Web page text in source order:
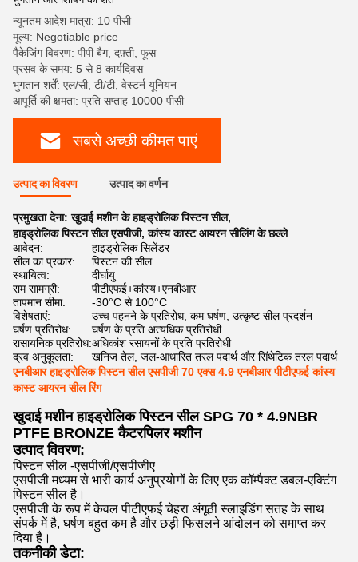
न्यूनतम आदेश मात्रा: 10 पीसी
मूल्य: Negotiable price
पैकेजिंग विवरण: पीपी बैग, दफ़्ती, फूस
प्रसव के समय: 5 से 8 कार्यदिवस
भुगतान शर्तें: एल/सी, टी/टी, वेस्टर्न यूनियन
आपूर्ति की क्षमता: प्रति सप्ताह 10000 पीसी
सबसे अच्छी कीमत पाएं
उत्पाद का विवरण उत्पाद का वर्णन
प्रमुखता देना:खुदाई मशीन के हाइड्रोलिक पिस्टन सील,
हाइड्रोलिक पिस्टन सील एसपीजी,कांस्य कास्ट आयरन सीलिंग के छल्ले
आवेदन:
हाइड्रोलिक सिलेंडर
सील का प्रकार:
पिस्टन की सील
स्थायित्व:
दीर्घायु
राम सामग्री:
पीटीएफई+कांस्य+एनबीआर
तापमान सीमा:
-30°C से 100°C
विशेषताएं:
उच्च पहनने के प्रतिरोध, कम घर्षण, उत्कृष्ट सील प्रदर्शन
घर्षण प्रतिरोध:
घर्षण के प्रति अत्यधिक प्रतिरोधी
रासायनिक प्रतिरोध:अधिकांश रसायनों के प्रति प्रतिरोधी
द्रव अनुकूलता:
खनिज तेल, जल-आधारित तरल पदार्थ और सिंथेटिक तरल पदार्थ
एनबीआर हाइड्रोलिक पिस्टन सील एसपीजी 70 एक्स 4.9 एनबीआर पीटीएफई कांस्य
कास्ट आयरन सील रिंग
खुदाई मशीन हाइड्रोलिक पिस्टन सील SPG 70 * 4.9NBR
PTFE BRONZE कैटरपिलर मशीन
उत्पाद विवरण:
पिस्टन सील -एसपीजी/एसपीजीए
एसपीजी मध्यम से भारी कार्य अनुप्रयोगों के लिए एक कॉम्पैक्ट डबल-एक्टिंग
पिस्टन सील है।
एसपीजी के रूप में केवल पीटीएफई चेहरा अंगूठी स्लाइडिंग सतह के साथ
संपर्क में है, घर्षण बहुत कम है और छड़ी फिसलने आंदोलन को समाप्त कर
दिया है।
तकनीकी डेटा: